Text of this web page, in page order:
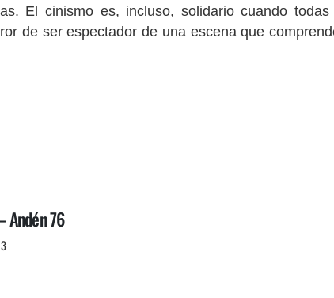
El cinismo es, incluso, solidario cuando
de ser espectador de una escena que
Andén 76